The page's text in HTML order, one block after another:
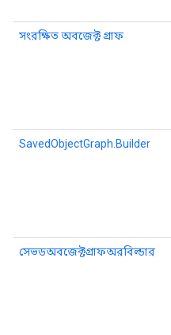
সংরক্ষিত অবজেক্ট গ্রাফ
SavedObjectGraph.Builder
সেভডঅবজেক্টগ্রাফঅরবিল্ডার